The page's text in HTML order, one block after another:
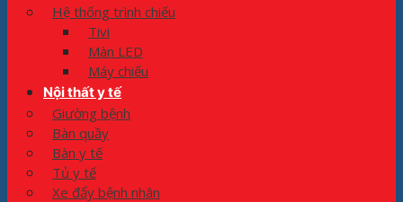
Hệ thống trình chiếu
Tivi
Màn LED
Máy chiếu
Nội thất y tế
Giường bệnh
Bàn quầy
Bàn y tế
Tủ y tế
Xe đẩy bệnh nhân